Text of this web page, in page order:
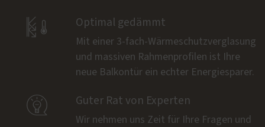
 Optimal gedämmt
Mit einer 3-fach-Wärmeschutzverglasung
und massiven Rahmenprofilen ist Ihre
neue Balkontür ein echter Energiesparer.
 Guter Rat von Experten
Wir nehmen uns Zeit für Ihre Fragen und